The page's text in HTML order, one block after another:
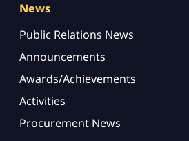
News
Public Relations News
Announcements
Awards/Achievements
Activities
Procurement News